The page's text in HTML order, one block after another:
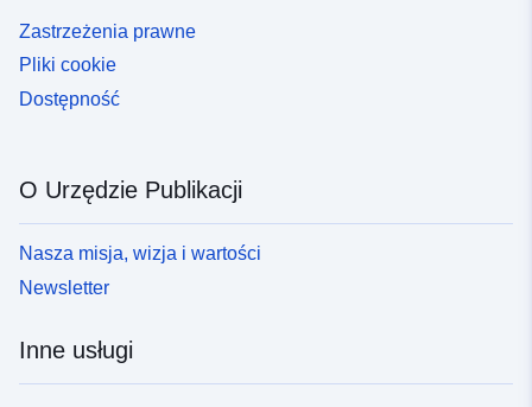
Zastrzeżenia prawne
Pliki cookie
Dostępność
O Urzędzie Publikacji
Nasza misja, wizja i wartości
Newsletter
Inne usługi